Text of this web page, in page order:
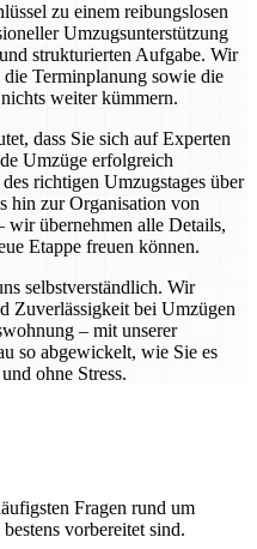
zu einem reibungslosen
Umzugsunterstützung
strukturierten Aufgabe. Wir
Terminplanung sowie die
weiter kümmern.
dass Sie sich auf Experten
Umzüge erfolgreich
richtigen Umzugstages über
hin zur Organisation von
wir übernehmen alle Details,
Etappe freuen können.
selbstverständlich. Wir
Zuverlässigkeit bei Umzügen
– mit unserer
so abgewickelt, wie Sie es
ohne Stress.
Fragen rund um
vorbereitet sind.